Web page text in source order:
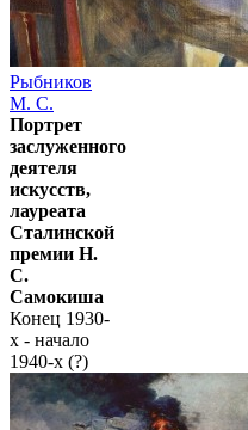
Рыбников
М. С.
Портрет
заслуженного
деятеля
искусств,
лауреата
Сталинской
премии Н.
С.
Самокиша
Конец 1930-
х - начало
1940-х (?)